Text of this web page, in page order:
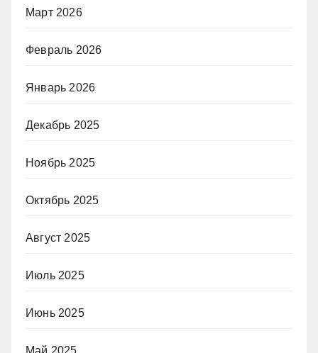
Март 2026
Февраль 2026
Январь 2026
Декабрь 2025
Ноябрь 2025
Октябрь 2025
Август 2025
Июль 2025
Июнь 2025
Май 2025